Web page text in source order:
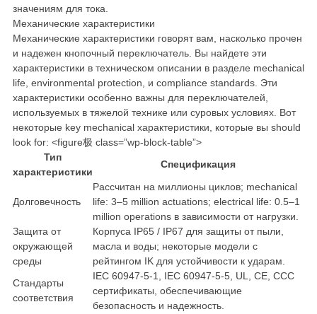
значениям для тока.
Механические характеристики
Механические характеристики говорят вам, насколько прочен
и надежен кнопочный переключатель. Вы найдете эти
характеристики в техническом описании в разделе mechanical
life, environmental protection, и compliance standards. Эти
характеристики особенно важны для переключателей,
используемых в тяжелой технике или суровых условиях. Вот
некоторые key mechanical характеристики, которые вы should
look for: <figure极 class=”wp-block-table”>
Тип
характеристики
Спецификация
Долговечность
Рассчитан на миллионы циклов; mechanical
life: 3–5 million actuations; electrical life: 0.5–1
million operations в зависимости от нагрузки.
Защита от
окружающей
среды
Корпуса IP65 / IP67 для защиты от пыли,
масла и воды; некоторые модели с
рейтингом IK для устойчивости к ударам.
Стандарты
соответствия
IEC 60947-5-1, IEC 60947-5-5, UL, CE, CCC
сертификаты, обеспечивающие
безопасность и надежность.